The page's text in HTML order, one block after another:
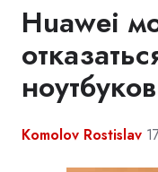
Huawei
Komolov Rostislav